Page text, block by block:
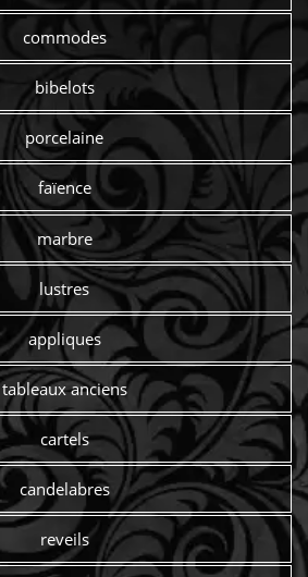
commodes
bibelots
porcelaine
faïence
marbre
lustres
appliques
tableaux anciens
cartels
candelabres
reveils